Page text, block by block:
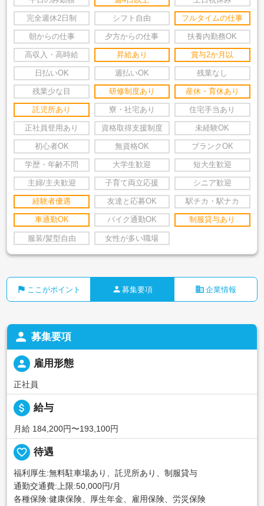
完全週休2日制 シフト自由 フルタイムの仕事
朝からの仕事 夕方からの仕事 扶養内勤務OK
高収入・高時給 昇給あり 賞与2か月以
日払いOK 週払いOK 残業なし
残業少な目 研修制度あり 産休・育休あり
託児所あり 寮・社宅あり 住宅手当あり
正社員登用あり 資格取得支援制度 未経験OK
初心者OK 無資格OK ブランクOK
学歴・年齢不問 大学生歓迎 短大生歓迎
主婦/主夫歓迎 子育て両立応援 シニア歓迎
経験者優遇 友達と応募OK 駅チカ・駅ナカ
車通勤OK バイク通勤OK 制服貸与あり
服装/髪型自由 女性が多い職場
flag ここがポイント person 募集要項 business 企業情報
person 募集要項
person 雇用形態
正社員
attach_money 給与
月給 184,200円〜193,100円
favorite_border 待遇
福利厚生:無料駐車場あり、託児所あり、制服貸与
通勤交通費:上限:50,000円/月
各種保険:健康保険、厚生年金、雇用保険、労災保険